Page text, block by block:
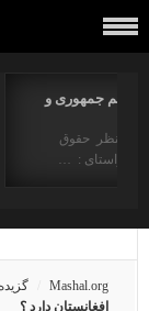
جمهوری و
از منظر حقوق
در راستای : …
Mashal.org
افغانستان دارد ؟